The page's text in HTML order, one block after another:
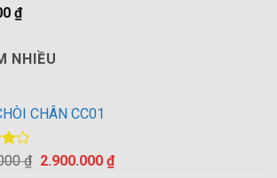
₫
NHIỀU
CHÂN CC01
₫ Giá
2.900.000 ₫Giá